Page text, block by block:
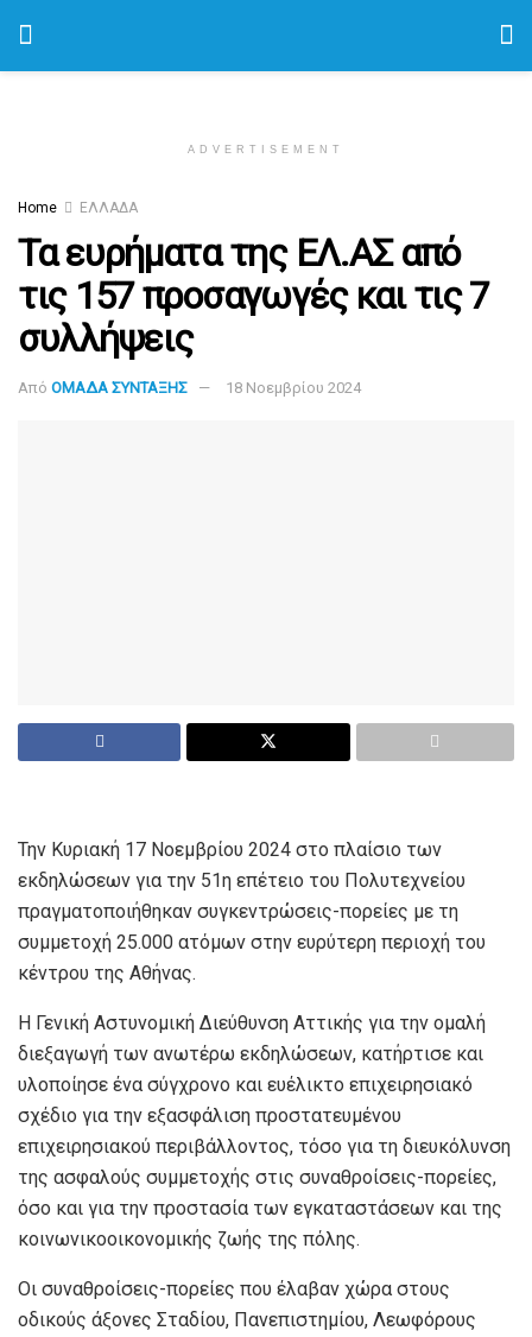
ADVERTISEMENT
Home ΕΛΛΑΔΑ
Τα ευρήματα της ΕΛ.ΑΣ από
τις 157 προσαγωγές και τις 7
συλλήψεις
Από ΟΜΑΔΑ ΣΥΝΤΑΞΗΣ 18 Νοεμβρίου 2024
Την Κυριακή 17 Νοεμβρίου 2024 στο πλαίσιο των
εκδηλώσεων για την 51η επέτειο του Πολυτεχνείου
πραγματοποιήθηκαν συγκεντρώσεις-πορείες με τη
συμμετοχή 25.000 ατόμων στην ευρύτερη περιοχή του
κέντρου της Αθήνας.
Η Γενική Αστυνομική Διεύθυνση Αττικής για την ομαλή
διεξαγωγή των ανωτέρω εκδηλώσεων, κατήρτισε και
υλοποίησε ένα σύγχρονο και ευέλικτο επιχειρησιακό
σχέδιο για την εξασφάλιση προστατευμένου
επιχειρησιακού περιβάλλοντος, τόσο για τη διευκόλυνση
της ασφαλούς συμμετοχής στις συναθροίσεις-πορείες,
όσο και για την προστασία των εγκαταστάσεων και της
κοινωνικοοικονομικής ζωής της πόλης.
Οι συναθροίσεις-πορείες που έλαβαν χώρα στους
οδικούς άξονες Σταδίου, Πανεπιστημίου, Λεωφόρους